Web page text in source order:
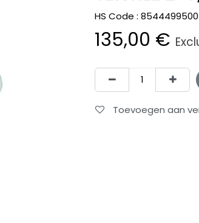
HS Code : 8544499500
135,00 €
Toevoegen aan